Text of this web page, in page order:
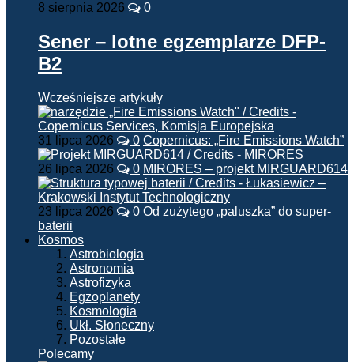
8 sierpnia 2026 0
Sener – lotne egzemplarze DFP-
B2
Wcześniejsze artykuły
31 lipca 2026 0 Copernicus: „Fire Emissions Watch”
26 lipca 2026 0 MIRORES – projekt MIRGUARD614
23 lipca 2026 0 Od zużytego „paluszka” do super-
baterii
Kosmos
Astrobiologia
Astronomia
Astrofizyka
Egzoplanety
Kosmologia
Ukł. Słoneczny
Pozostałe
Polecamy